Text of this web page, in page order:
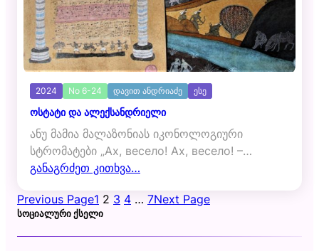
2024 No 6-24 დავით ანდრიაძე ესე
ოსტატი და ალექსანდრიელი
ანუ მამია მალაზონიას იკონოლოგიური
სტრომატები „Ах, весело! Ах, весело! –…
განაგრძეთ კითხვა…
Previous Page1 2 3 4 … 7Next Page
ᲡᲝᲪᲘᲐᲚᲣᲠᲘ ᲥᲡᲔᲚᲘ